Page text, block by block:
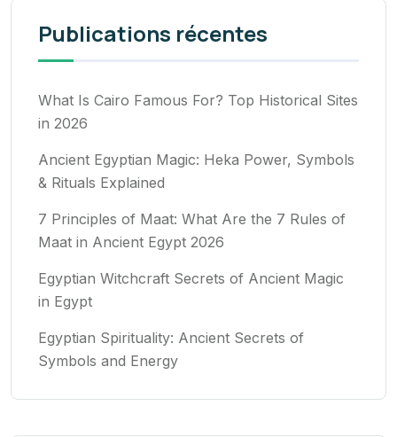
Publications récentes
What Is Cairo Famous For? Top Historical Sites
in 2026
Ancient Egyptian Magic: Heka Power, Symbols
& Rituals Explained
7 Principles of Maat: What Are the 7 Rules of
Maat in Ancient Egypt 2026
Egyptian Witchcraft Secrets of Ancient Magic
in Egypt
Egyptian Spirituality: Ancient Secrets of
Symbols and Energy